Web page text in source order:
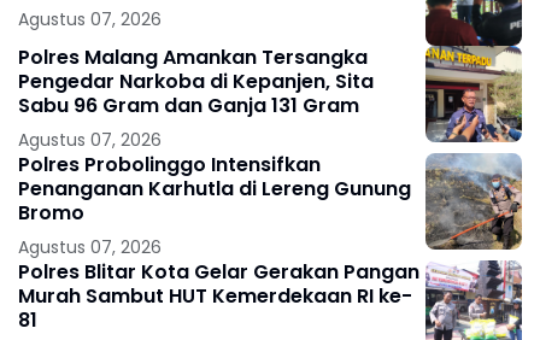
Agustus 07, 2026
Polres Malang Amankan Tersangka
Pengedar Narkoba di Kepanjen, Sita
Sabu 96 Gram dan Ganja 131 Gram
Agustus 07, 2026
Polres Probolinggo Intensifkan
Penanganan Karhutla di Lereng Gunung
Bromo
Agustus 07, 2026
Polres Blitar Kota Gelar Gerakan Pangan
Murah Sambut HUT Kemerdekaan RI ke-
81